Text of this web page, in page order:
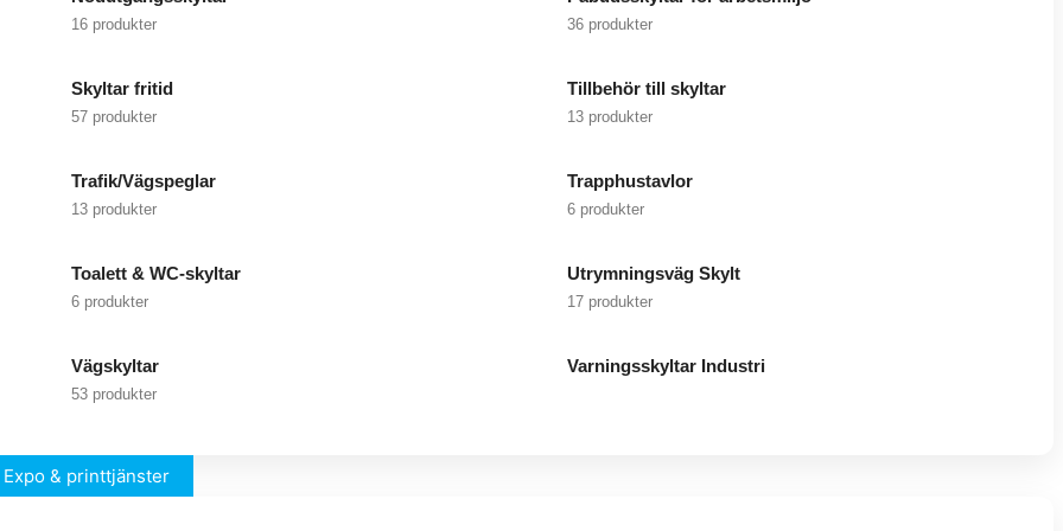
16 produkter 36 produkter
Skyltar fritid
57 produkter
Tillbehör till skyltar
13 produkter
Trafik/Vägspeglar
13 produkter
Trapphustavlor
6 produkter
Toalett & WC-skyltar
6 produkter
Utrymningsväg Skylt
17 produkter
Vägskyltar
53 produkter
Varningsskyltar Industri
Expo & printtjänster